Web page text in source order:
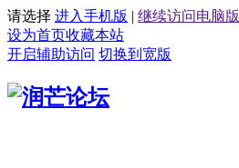
请选择 进入手机版 | 继续访问电脑版
设为首页收藏本站
开启辅助访问 切换到宽版